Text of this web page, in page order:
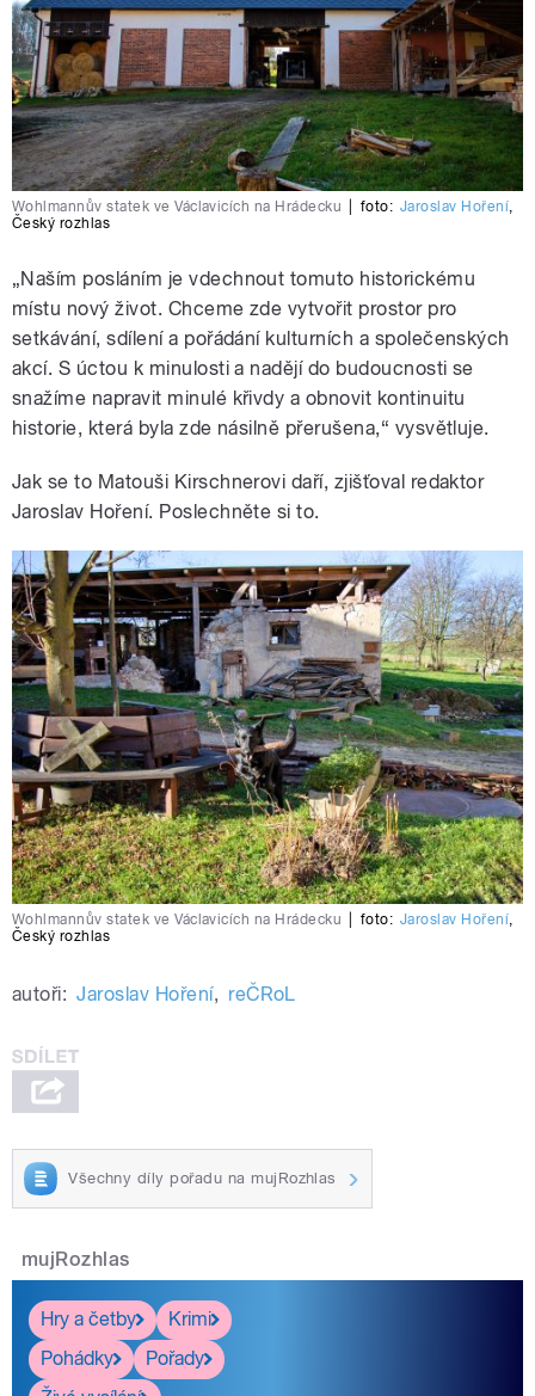
Wohlmannův statek ve Václavicích na Hrádecku foto: Jaroslav Hoření,
Český rozhlas
„Naším posláním je vdechnout tomuto historickému
místu nový život. Chceme zde vytvořit prostor pro
setkávání, sdílení a pořádání kulturních a společenských
akcí. S úctou k minulosti a nadějí do budoucnosti se
snažíme napravit minulé křivdy a obnovit kontinuitu
historie, která byla zde násilně přerušena,“ vysvětluje.
Jak se to Matouši Kirschnerovi daří, zjišťoval redaktor
Jaroslav Hoření. Poslechněte si to.
Wohlmannův statek ve Václavicích na Hrádecku foto: Jaroslav Hoření,
Český rozhlas
autoři: Jaroslav Hoření, reČRoL
Všechny díly pořadu na mujRozhlas
mujRozhlas
Hry a četby
Krimi
Pohádky
Pořady